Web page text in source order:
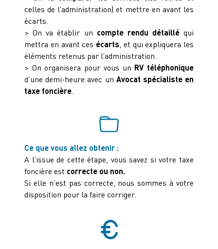
celles de l’administration) et mettre en avant les
écarts.
> On va établir un compte rendu détailléqui
mettra en avant ces écarts , et qui expliquera les
éléments retenus par l’administration.
> On organisera pour vous un RV téléphonique
d’une demi-heure avec un Avocat spécialiste en
taxe foncière
Ce que vous allez obtenir :
A l’issue de cette étape, vous savez si votre taxe
foncière est correcte ou non.
Si elle n’est pas correcte, nous sommes à votre
disposition pour la faire corriger.